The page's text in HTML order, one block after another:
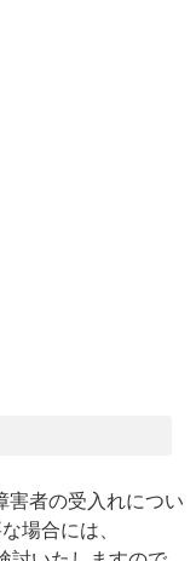
害者の受入れについ
場合には、